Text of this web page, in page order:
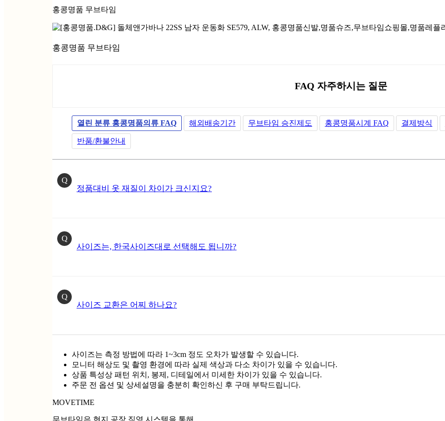
홍콩명품 무브타임
홍콩명품 무브타임
FAQ 자주하시는 질문
열린 분류 홍콩명품의류 FAQ 해외배송기간 무브타임 승진제도 홍콩명품시계 FAQ 결제방식
반품/환불안내
Q
정품대비 옷 재질이 차이가 크신지요?
Q
사이즈는, 한국사이즈대로 선택해도 됩니까?
Q
사이즈 교환은 어찌 하나요?
사이즈는 측정 방법에 따라 1~3cm 정도 오차가 발생할 수 있습니다.
모니터 해상도 및 촬영 환경에 따라 실제 색상과 다소 차이가 있을 수 있습니다.
상품 특성상 패턴 위치, 봉제, 디테일에서 미세한 차이가 있을 수 있습니다.
주문 전 옵션 및 상세설명을 충분히 확인하신 후 구매 부탁드립니다.
MOVETIME